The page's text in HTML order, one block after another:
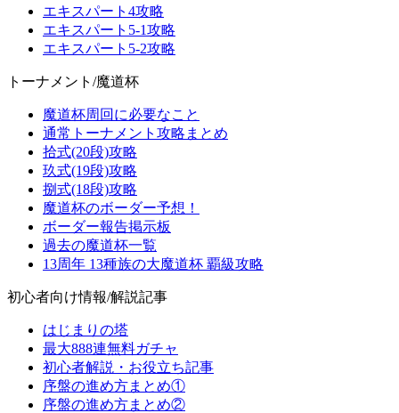
エキスパート4攻略
エキスパート5-1攻略
エキスパート5-2攻略
トーナメント/魔道杯
魔道杯周回に必要なこと
通常トーナメント攻略まとめ
拾式(20段)攻略
玖式(19段)攻略
捌式(18段)攻略
魔道杯のボーダー予想！
ボーダー報告掲示板
過去の魔道杯一覧
13周年 13種族の大魔道杯 覇級攻略
初心者向け情報/解説記事
はじまりの塔
最大888連無料ガチャ
初心者解説・お役立ち記事
序盤の進め方まとめ①
序盤の進め方まとめ②